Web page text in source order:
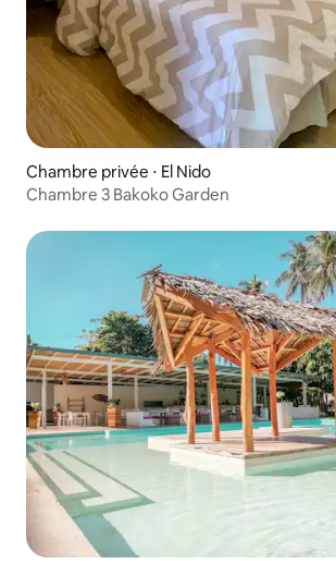
Chambre privée ⋅ El Nido
Chambre 3 Bakoko Garden